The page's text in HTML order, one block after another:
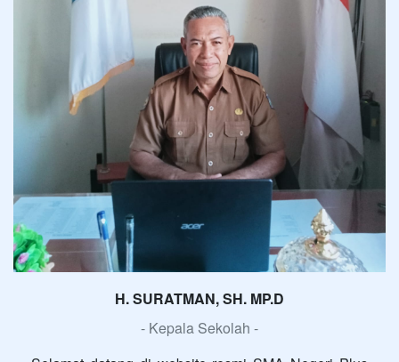
H. SURATMAN, SH. MP.D
- Kepala Sekolah -
Selamat datang di website resmi SMA Negeri Plus
Provinsi Riau. SMA Negeri Plus Provinsi Riau
memiliki motto "Sekolahnya Orang yang Mau